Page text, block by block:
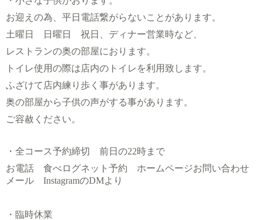
お迎えの為、平日電話繋がらないことがあります。
土曜日 日曜日 祝日、ディナー営業時など、
レストランの奥の部屋におります。
トイレ使用の際は店内のトイレを利用致します。
ふざけて店内練り歩く事があります。
奥の部屋から子供の声がする事があります。
ご容赦ください。
・全コース予約締切 前日の22時まで
お電話 食べログネット予約 ホームページお問い合わせ
メール InstagramのDMより
・臨時休業